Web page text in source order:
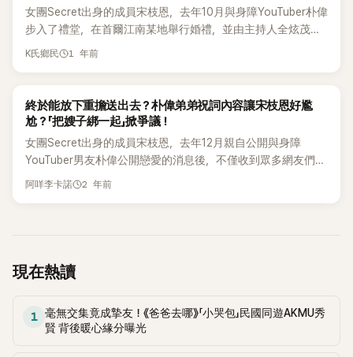
句句流露出對妻子宋枝恩更深一層的理解與疼惜，一番真心話
曝光後，立刻被網友大讚「太暖了」。 2日，YouTube 頻道
《Compassion》釋出一支短片，標題為〈開始接納彼此原本的模
樣〉，畫面還打上「婚後才真正看見另一半的樣子」的字幕，引發
枝恩的理解，過去其實並不完整。 他透露，交往時一直覺得兩
人「真的非常合拍」，但婚後才驚覺，其實彼此是截然不同的兩
種人。朴偉笑說，原本以為宋枝恩是那種「什麼都可以、什麼都
喜歡」的人，沒想到婚後才明白，她對自己喜歡與不喜歡的事，
心裡反而有些心疼，「會忍不住想，她是不是過去一直在委屈自
各種興趣，整個人看起來判若兩人。朴偉形容，那種改變就像
「把還沒綻放的花放進水裡，幾個小時後自然盛開」，不再壓抑
幸福。 談到夫妻相處之道，朴偉也分享自己的心境轉變，「與其
一直努力理解彼此哪裡不一樣，不如先承認——她就是宋枝
女團Secret出身的成員宋枝恩，去年10月與身障YouTuber朴偉
步入了禮堂，在首爾江南某地舉行婚禮，並由主持人全炫茂擔
任婚禮司儀。兩人在結婚前出演了許多綜藝節目，恩愛模樣閃
復健，進展到半癱，上半身可自主，之後更創建YouTube頻道
「WERACLE」，分享自身及許多身障人士故事，充滿正能量。 但
發了關注，9日，朴偉在個人 YouTube 頻道上傳了標題為〈Q.
有生小孩的計畫嗎？〉的影片。兩人公開了他們的第二代計劃。
在影片中，當製作團隊詢問這個看似敏感的問題：「你們有打算
要小孩嗎？」時，宋枝恩坦率地回答：「這一點也不敏感，我們有
過一定要有自己的孩子，組成一個幸福的家庭。雖然目前還沒
地表示。 事實上，朴偉曾在去年6月出演 SBS《同床異夢2－你
是我的命運》時提到，婚前即將進行健康檢查，並表示：「我很
K氏鄉民 1 年前
K-POP
終於能放下重擔送出去？朴偉弟弟祝詞內容讓宋枝恩好尷
尬？「把嫂子綁一起」掀爭議！
女團Secret出身的成員宋枝恩，去年12月親自公開與身障
YouTuber男友朴偉公開戀愛的消息後，不僅收到眾多網友們的
祝福和關注，兩人也在本月（9）日步入禮堂，在首爾江南某地
偉也在個人YouTube頻道《WERACLE》上更新了結婚當天的全
記錄，影片才公開短短兩天的時間，觀看數就破百萬，引起許
弟弟在婚禮上的祝詞內容感到反感，並紛紛認為換作是女方家
人在場聽到該會有多尷尬，掀起一陣討論。 影片中，朴偉的弟
阿咩李卡諾 2 年前
現在熱讀
1
毫無交集竟成摯友！《爸爸去哪》「小哭包」民國同遊AKMU秀
賢 背後暖心緣分曝光